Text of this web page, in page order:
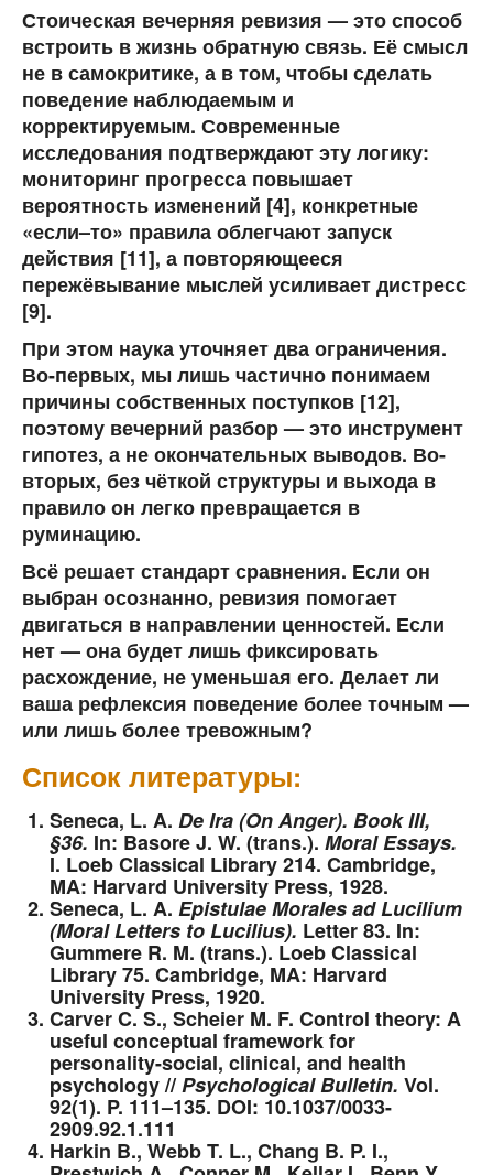
Стоическая вечерняя ревизия — это способ
встроить в жизнь обратную связь. Её смысл
не в самокритике, а в том, чтобы сделать
поведение наблюдаемым и
корректируемым. Современные
исследования подтверждают эту логику:
мониторинг прогресса повышает
вероятность изменений [4], конкретные
«если–то» правила облегчают запуск
действия [11], а повторяющееся
пережёвывание мыслей усиливает дистресс
[9].
При этом наука уточняет два ограничения.
Во-первых, мы лишь частично понимаем
причины собственных поступков [12],
поэтому вечерний разбор — это инструмент
гипотез, а не окончательных выводов. Во-
вторых, без чёткой структуры и выхода в
правило он легко превращается в
руминацию.
Всё решает стандарт сравнения. Если он
выбран осознанно, ревизия помогает
двигаться в направлении ценностей. Если
нет — она будет лишь фиксировать
расхождение, не уменьшая его. Делает ли
ваша рефлексия поведение более точным —
или лишь более тревожным?
Список литературы:
Seneca, L. A. De Ira (On Anger). Book III,
§36. In: Basore J. W. (trans.). Moral Essays.
I. Loeb Classical Library 214. Cambridge,
MA: Harvard University Press, 1928.
Seneca, L. A. Epistulae Morales ad Lucilium
(Moral Letters to Lucilius). Letter 83. In:
Gummere R. M. (trans.). Loeb Classical
Library 75. Cambridge, MA: Harvard
University Press, 1920.
Carver C. S., Scheier M. F. Control theory: A
useful conceptual framework for
personality-social, clinical, and health
psychology //Psychological Bulletin. Vol.
92(1). P. 111–135. DOI: 10.1037/0033-
2909.92.1.111
Harkin B., Webb T. L., Chang B. P. I.,